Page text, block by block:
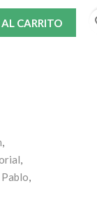
CARRITO
,
,
,